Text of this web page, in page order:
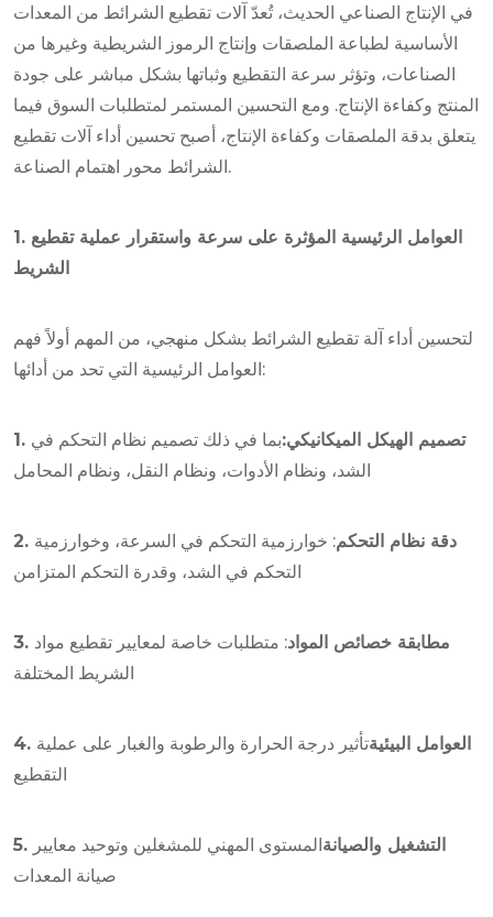
في الإنتاج الصناعي الحديث، تُعدّ آلات تقطيع الشرائط من المعدات
الأساسية لطباعة الملصقات وإنتاج الرموز الشريطية وغيرها من
الصناعات، وتؤثر سرعة التقطيع وثباتها بشكل مباشر على جودة
المنتج وكفاءة الإنتاج. ومع التحسين المستمر لمتطلبات السوق فيما
يتعلق بدقة الملصقات وكفاءة الإنتاج، أصبح تحسين أداء آلات تقطيع
الشرائط محور اهتمام الصناعة.
1. العوامل الرئيسية المؤثرة على سرعة واستقرار عملية تقطيع
الشريط
لتحسين أداء آلة تقطيع الشرائط بشكل منهجي، من المهم أولاً فهم
العوامل الرئيسية التي تحد من أدائها:
1. تصميم الهيكل الميكانيكي:بما في ذلك تصميم نظام التحكم في
الشد، ونظام الأدوات، ونظام النقل، ونظام المحامل
2. دقة نظام التحكم: خوارزمية التحكم في السرعة، وخوارزمية
التحكم في الشد، وقدرة التحكم المتزامن
3. مطابقة خصائص المواد: متطلبات خاصة لمعايير تقطيع مواد
الشريط المختلفة
4. العوامل البيئيةتأثير درجة الحرارة والرطوبة والغبار على عملية
التقطيع
5. التشغيل والصيانةالمستوى المهني للمشغلين وتوحيد معايير
صيانة المعدات